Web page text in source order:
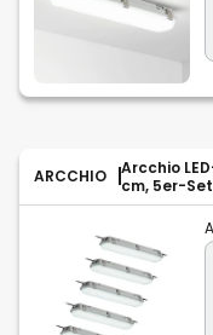
ARCCHIO
Arcchio
cm, 5er-Set